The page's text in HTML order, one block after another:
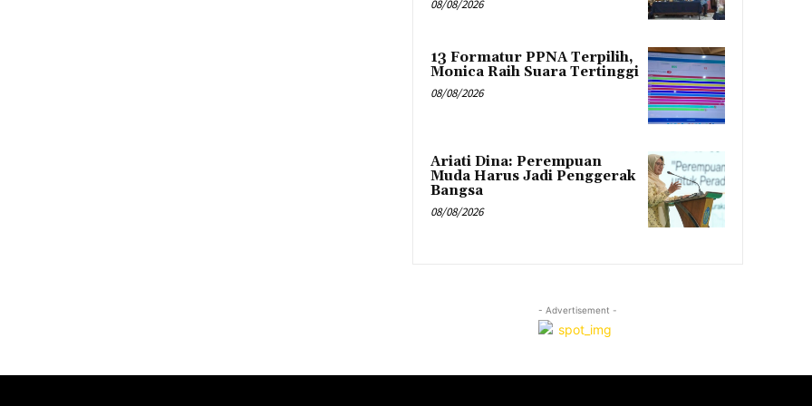
08/08/2026
13 Formatur PPNA Terpilih,
Monica Raih Suara Tertinggi
08/08/2026
Ariati Dina: Perempuan
Muda Harus Jadi Penggerak
Bangsa
08/08/2026
- Advertisement -